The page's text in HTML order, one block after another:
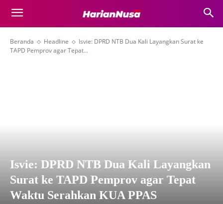
Beranda Headline
Isvie: DPRD NTB Dua Kali Layangkan Surat ke
TAPD Pemprov agar Tepat...
Isvie: DPRD NTB Dua Kali Layangkan
Surat ke TAPD Pemprov agar Tepat
Waktu Serahkan KUA PPAS